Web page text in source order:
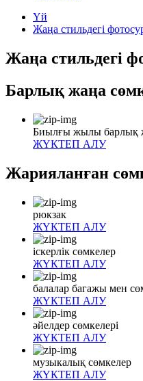
Үй
Жаңа стильдегі
Жаңа стильдегі
Барлық жаңа
Биылғы жылы барлық
ЖҮКТЕП АЛУ
Жарияланған
рюкзак
ЖҮКТЕП АЛУ
іскерлік сөмкелер
ЖҮКТЕП АЛУ
балалар багажы мен
ЖҮКТЕП АЛУ
әйелдер сөмкелері
ЖҮКТЕП АЛУ
музыкалық сөмкелер
ЖҮКТЕП АЛУ